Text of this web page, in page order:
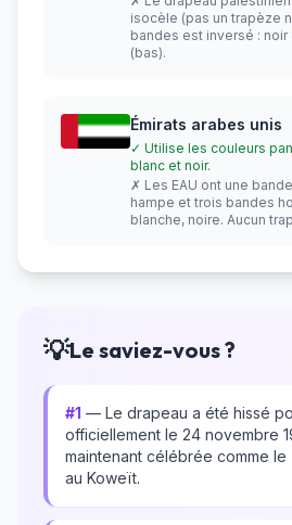
isocèle (pas un trapèze
bandes est inversé : noir
(bas).
Émirats arabes unis
✓ Utilise les couleurs
blanc et noir.
✗ Les EAU ont une
hampe et trois bandes
blanche, noire. Aucun
💡Le saviez-vous ?
#1 — Le drapeau a été hissé
officiellement le 24 novembre
maintenant célébrée comme
au Koweït.